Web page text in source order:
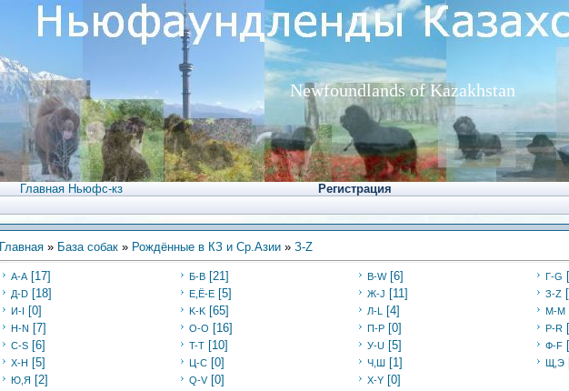
Newfoundlands of Kazakhstan
Главная Ньюфс-кз Регистрация
Главная » База собак » Рождённые в КЗ и Ср.Азии » З-Z
А-А [17] Б-В [21] В-W [6] Г-G
Д-D [18] Е,Ё-Е [5] Ж-J [11] З-Z
И-I [0] K-K [65] Л-L [4] M-M
Н-N [7] O-O [16] П-P [0] Р-R
C-S [6] T-T [10] У-U [5] Ф-F
Х-H [5] Ц-C [0] Ч,Ш [1] Щ,Э
Ю,Я [2] Q-V [0] X-Y [0]